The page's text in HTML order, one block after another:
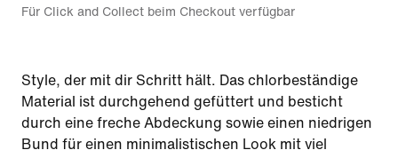
Für Click and Collect beim Checkout verfügbar
Style, der mit dir Schritt hält. Das chlorbeständige
Material ist durchgehend gefüttert und besticht
durch eine freche Abdeckung sowie einen niedrigen
Bund für einen minimalistischen Look mit viel